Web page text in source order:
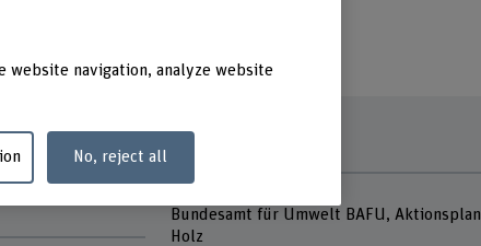
Bundesamt für Umwelt BAFU, Aktionsplan
Holz
website navigation, analyze website
No, reject all